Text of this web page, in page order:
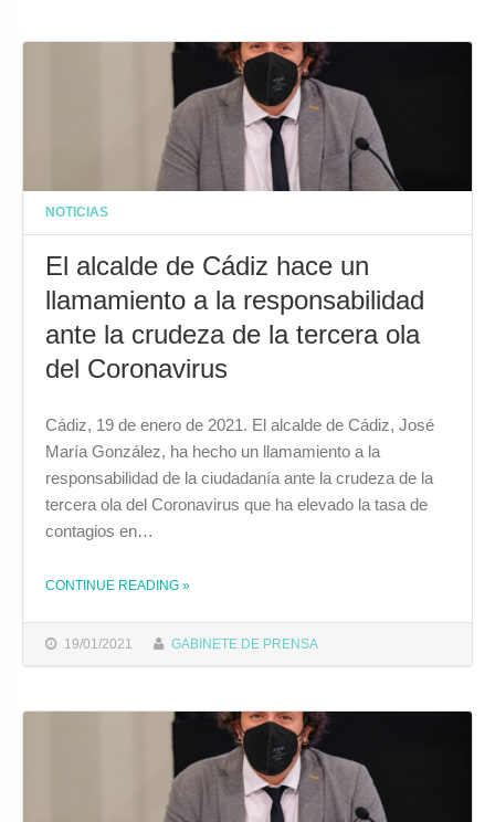
NOTICIAS
El alcalde de Cádiz hace un
llamamiento a la responsabilidad
ante la crudeza de la tercera ola
del Coronavirus
19/01/2021 GABINETE DE PRENSA
Cádiz, 19 de enero de 2021. El alcalde de Cádiz, José
María González, ha hecho un llamamiento a la
responsabilidad de la ciudadanía ante la crudeza de la
tercera ola del Coronavirus que ha elevado la tasa de
contagios en…
CONTINUE READING THE "EL ALCALDE DE CÁDIZ HACE UN LLAMAMIENTO A LA RESPONSABILIDAD ANTE LA CRUDEZA DE LA TERCERA OLA DEL CORONAVIRUS"
»